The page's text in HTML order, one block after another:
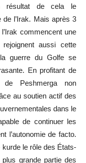
résultat de cela le
de l’Irak. Mais après 3
l’Irak commencent une
aussi cette
guerre du Golfe se
En profitant de
de Peshmerga non
au soutien actif des
dans le
de continuer les
l’autonomie de facto.
kurde le rôle des États-
grande partie des